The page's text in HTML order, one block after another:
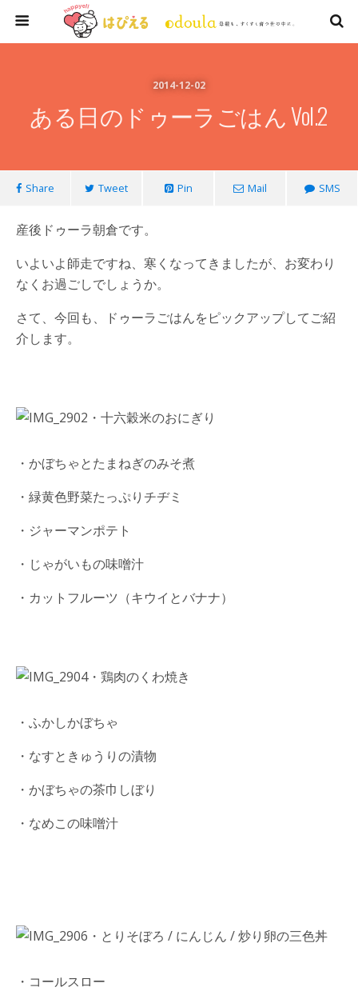
2014-12-02
ある日のドゥーラごはん Vol.2
Share Tweet Pin Mail SMS
産後ドゥーラ朝倉です。
いよいよ師走ですね、寒くなってきましたが、お変わり
なくお過ごしでしょうか。
さて、今回も、ドゥーラごはんをピックアップしてご紹
介します。
・十六穀米のおにぎり
・かぼちゃとたまねぎのみそ煮
・緑黄色野菜たっぷりチヂミ
・ジャーマンポテト
・じゃがいもの味噌汁
・カットフルーツ（キウイとバナナ）
・鶏肉のくわ焼き
・ふかしかぼちゃ
・なすときゅうりの漬物
・かぼちゃの茶巾しぼり
・なめこの味噌汁
・とりそぼろ / にんじん / 炒り卵の三色丼
・コールスロー